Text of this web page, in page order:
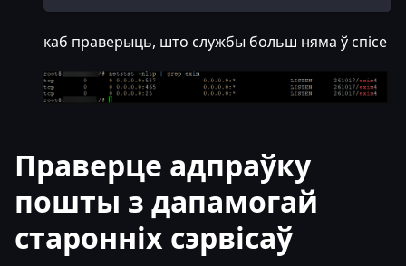
каб праверыць, што службы больш няма ў спісе
Праверце адпраўку
пошты з дапамогай
старонніх сэрвісаў